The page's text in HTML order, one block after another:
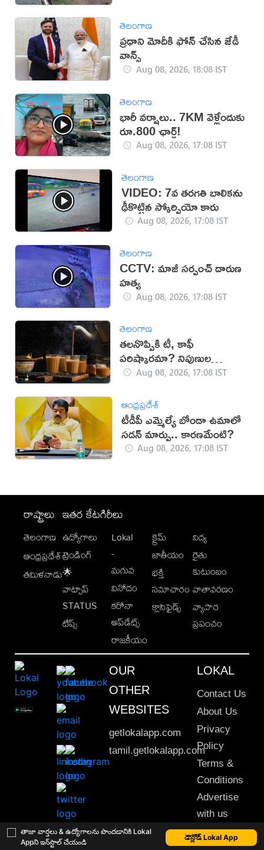
తాజా వార్తలు & ఉద్యోగాలను పొందడానికి Lokal
Appని ఇన్‌స్టాల్ చేయండి
డౌన్లోడ్ Lokal App
తెలంగాణ
ప్రధాని మోదీకి ఫోన్ చేసిన జేడీ
వాన్స్
Aug 08, 2026, 18:08 IST
తెలంగాణ
భారీ వర్షాలు.. 7KM వెళ్లేందుకు
రూ.800 ఛార్జ్!
Aug 08, 2026, 17:08 IST
తెలంగాణ
VIDEO: 7వ తరగతి బాలికను
ఢీకొట్టిన స్కోర్పియో కారు
Aug 08, 2026, 17:08 IST
తెలంగాణ
CCTV: మాజీ సర్పంచ్ దారుణ
హత్య
Aug 08, 2026, 17:08 IST
తెలంగాణ
తలనొప్పికి టీ, కాఫీ
పరిష్కారమా? నిపుణుల
సూచనలు ఇవే!
Aug 08, 2026, 17:08 IST
ఆంధ్రప్రదేశ్
టీడీపీ ఎమ్మెల్యే బోండా ఉమాలో
సడన్‌ మార్పు.. కారణమేంటి?
Aug 08, 2026, 17:08 IST
రాష్ట్రాలు
తెలంగాణ
ఆంధ్రప్రదేశ్
తమిళనాడు
ఇతర కేటగిరీలు
ఉద్యోగాలు
ట్రెండింగ్
🌟
వాట్సాప్
STATUS
టిప్స్
Lokal
-
మగువ
వినోదం
కరోనా
అప్‌డేట్స్
రాజకీయం
క్రైమ్
జాతీయం
భక్తి
సమాచారం
క్లాసిఫైడ్స్
విద్య
రైతు
కుటుంబం
వాతావరణం
వ్యాపార
ప్రపంచం
OUR
OTHER
WEBSITES
getlokalapp.com
tamil.getlokalapp.com
LOKAL
Contact Us
About Us
Privacy
Policy
Terms &
Conditions
Advertise
with us
Sitemap
This material may not be published, transmitted, rewritten or redistributed. © 2020 Lokal App. All rights reserved.